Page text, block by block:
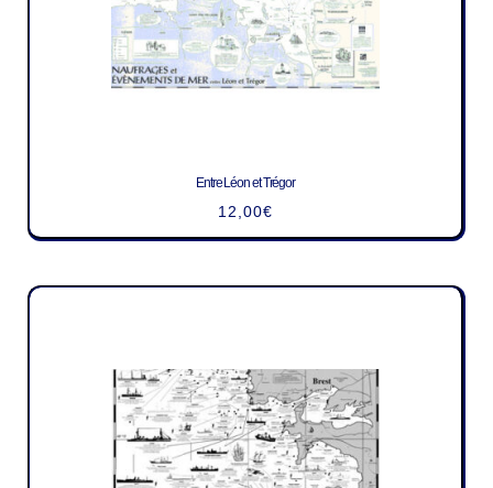
Entre Léon et Trégor
12,00€